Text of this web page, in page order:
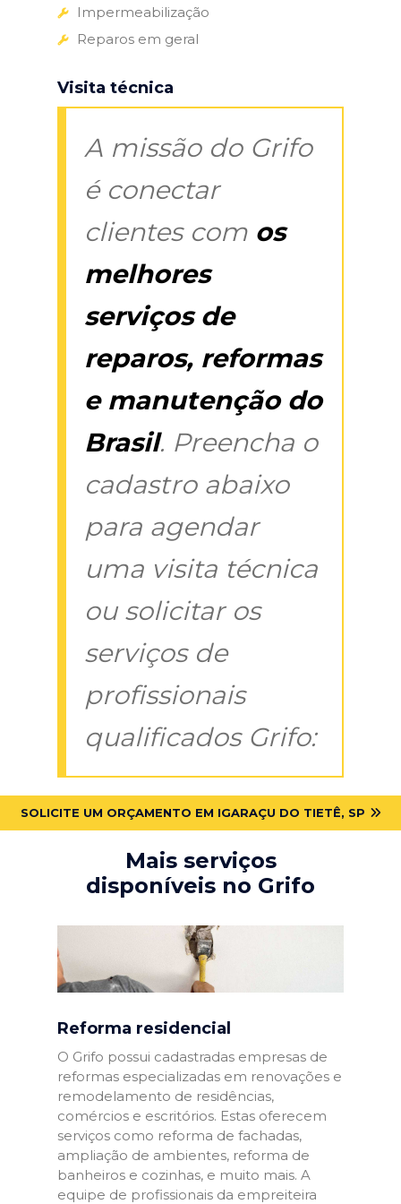
Impermeabilização
Reparos em geral
Visita técnica
A missão do Grifo
é conectar
clientes com os
melhores
serviços de
reparos, reformas
e manutenção do
Brasil. Preencha o
cadastro abaixo
para agendar
uma visita técnica
ou solicitar os
serviços de
profissionais
qualificados Grifo:
SOLICITE UM ORÇAMENTO EM IGARAÇU DO TIETÊ, SP
Mais serviços
disponíveis no Grifo
Reforma residencial
O Grifo possui cadastradas empresas de
reformas especializadas em renovações e
remodelamento de residências,
comércios e escritórios. Estas oferecem
serviços como reforma de fachadas,
ampliação de ambientes, reforma de
banheiros e cozinhas, e muito mais. A
equipe de profissionais da empreiteira